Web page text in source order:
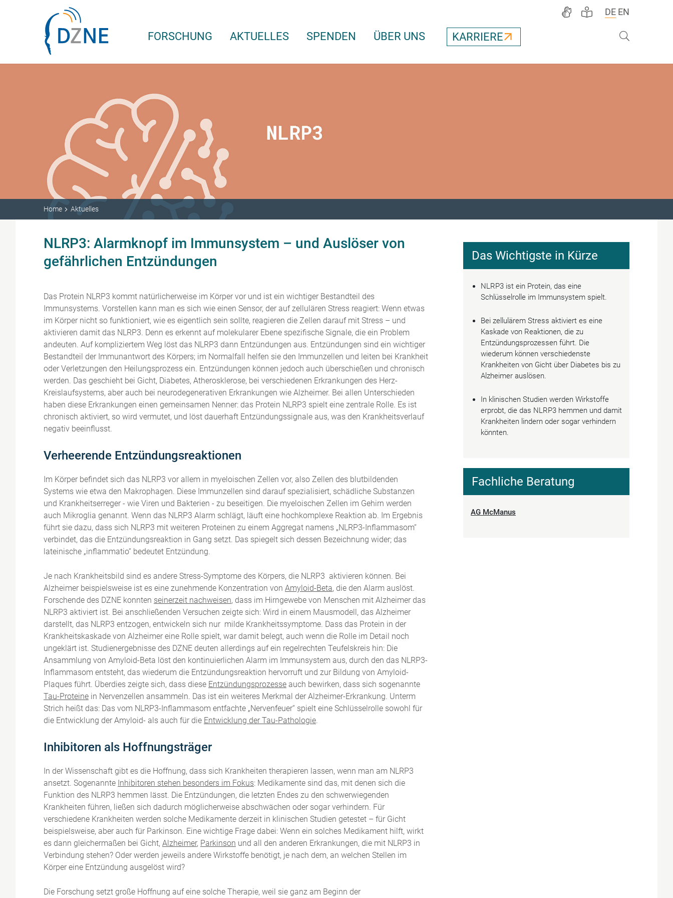
Zum Inhalt springen
FORSCHUNG AKTUELLES SPENDEN ÜBER UNS KARRIERE
DE EN
Home Aktuelles
NLRP3: Alarmknopf im Immunsystem – und Auslöser von
gefährlichen Entzündungen
Das Protein NLRP3 kommt natürlicherweise im Körper vor und ist ein wichtiger Bestandteil des
Immunsystems. Vorstellen kann man es sich wie einen Sensor, der auf zellulären Stress reagiert: Wenn etwas
im Körper nicht so funktioniert, wie es eigentlich sein sollte, reagieren die Zellen darauf mit Stress – und
aktivieren damit das NLRP3. Denn es erkennt auf molekularer Ebene spezifische Signale, die ein Problem
andeuten. Auf kompliziertem Weg löst das NLRP3 dann Entzündungen aus. Entzündungen sind ein wichtiger
Bestandteil der Immunantwort des Körpers; im Normalfall helfen sie den Immunzellen und leiten bei Krankheit
oder Verletzungen den Heilungsprozess ein. Entzündungen können jedoch auch überschießen und chronisch
werden. Das geschieht bei Gicht, Diabetes, Atherosklerose, bei verschiedenen Erkrankungen des Herz-
Kreislaufsystems, aber auch bei neurodegenerativen Erkrankungen wie Alzheimer. Bei allen Unterschieden
haben diese Erkrankungen einen gemeinsamen Nenner: das Protein NLRP3 spielt eine zentrale Rolle. Es ist
chronisch aktiviert, so wird vermutet, und löst dauerhaft Entzündungssignale aus, was den Krankheitsverlauf
negativ beeinflusst.
Verheerende Entzündungsreaktionen
Im Körper befindet sich das NLRP3 vor allem in myeloischen Zellen vor, also Zellen des blutbildenden
Systems wie etwa den Makrophagen. Diese Immunzellen sind darauf spezialisiert, schädliche Substanzen
und Krankheitserreger - wie Viren und Bakterien - zu beseitigen. Die myeloischen Zellen im Gehirn werden
auch Mikroglia genannt. Wenn das NLRP3 Alarm schlägt, läuft eine hochkomplexe Reaktion ab. Im Ergebnis
führt sie dazu, dass sich NLRP3 mit weiteren Proteinen zu einem Aggregat namens „NLRP3-Inflammasom“
verbindet, das die Entzündungsreaktion in Gang setzt. Das spiegelt sich dessen Bezeichnung wider; das
lateinische „inflammatio“ bedeutet Entzündung.
Je nach Krankheitsbild sind es andere Stress-Symptome des Körpers, die NLRP3 aktivieren können. Bei
Alzheimer beispielsweise ist es eine zunehmende Konzentration von Amyloid-Beta, die den Alarm auslöst.
Forschende des DZNE konnten seinerzeit nachweisen, dass im Hirngewebe von Menschen mit Alzheimer das
NLRP3 aktiviert ist. Bei anschließenden Versuchen zeigte sich: Wird in einem Mausmodell, das Alzheimer
darstellt, das NLRP3 entzogen, entwickeln sich nur milde Krankheitssymptome. Dass das Protein in der
Krankheitskaskade von Alzheimer eine Rolle spielt, war damit belegt, auch wenn die Rolle im Detail noch
ungeklärt ist. Studienergebnisse des DZNE deuten allerdings auf ein regelrechten Teufelskreis hin: Die
Ansammlung von Amyloid-Beta löst den kontinuierlichen Alarm im Immunsystem aus, durch den das NLRP3-
Inflammasom entsteht, das wiederum die Entzündungsreaktion hervorruft und zur Bildung von Amyloid-
Plaques führt. Überdies zeigte sich, dass diese Entzündungsprozesse auch bewirken, dass sich sogenannte
Tau-Proteine in Nervenzellen ansammeln. Das ist ein weiteres Merkmal der Alzheimer-Erkrankung. Unterm
Strich heißt das: Das vom NLRP3-Inflammasom entfachte „Nervenfeuer“ spielt eine Schlüsselrolle sowohl für
die Entwicklung der Amyloid- als auch für die Entwicklung der Tau-Pathologie.
Inhibitoren als Hoffnungsträger
In der Wissenschaft gibt es die Hoffnung, dass sich Krankheiten therapieren lassen, wenn man am NLRP3
ansetzt. Sogenannte Inhibitoren stehen besonders im Fokus: Medikamente sind das, mit denen sich die
Funktion des NLRP3 hemmen lässt. Die Entzündungen, die letzten Endes zu den schwerwiegenden
Krankheiten führen, ließen sich dadurch möglicherweise abschwächen oder sogar verhindern. Für
verschiedene Krankheiten werden solche Medikamente derzeit in klinischen Studien getestet – für Gicht
beispielsweise, aber auch für Parkinson. Eine wichtige Frage dabei: Wenn ein solches Medikament hilft, wirkt
es dann gleichermaßen bei Gicht, Alzheimer, Parkinson und all den anderen Erkrankungen, die mit NLRP3 in
Verbindung stehen? Oder werden jeweils andere Wirkstoffe benötigt, je nach dem, an welchen Stellen im
Körper eine Entzündung ausgelöst wird?
Die Forschung setzt große Hoffnung auf eine solche Therapie, weil sie ganz am Beginn der
Das Wichtigste in Kürze
NLRP3 ist ein Protein, das eine
Schlüsselrolle im Immunsystem spielt.
Bei zellulärem Stress aktiviert es eine
Kaskade von Reaktionen, die zu
Entzündungsprozessen führt. Die
wiederum können verschiedenste
Krankheiten von Gicht über Diabetes bis zu
Alzheimer auslösen.
In klinischen Studien werden Wirkstoffe
erprobt, die das NLRP3 hemmen und damit
Krankheiten lindern oder sogar verhindern
könnten.
Fachliche Beratung
AG McManus